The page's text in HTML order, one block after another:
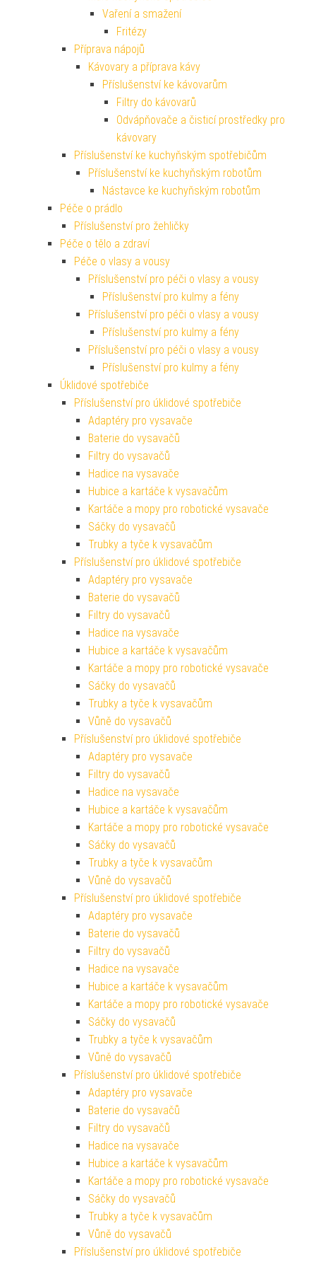
Vaření a smažení
Fritézy
Příprava nápojů
Kávovary a příprava kávy
Příslušenství ke kávovarům
Filtry do kávovarů
Odvápňovače a čisticí prostředky pro
kávovary
Příslušenství ke kuchyňským spotřebičům
Příslušenství ke kuchyňským robotům
Nástavce ke kuchyňským robotům
Péče o prádlo
Příslušenství pro žehličky
Péče o tělo a zdraví
Péče o vlasy a vousy
Příslušenství pro péči o vlasy a vousy
Příslušenství pro kulmy a fény
Příslušenství pro péči o vlasy a vousy
Příslušenství pro kulmy a fény
Příslušenství pro péči o vlasy a vousy
Příslušenství pro kulmy a fény
Úklidové spotřebiče
Příslušenství pro úklidové spotřebiče
Adaptéry pro vysavače
Baterie do vysavačů
Filtry do vysavačů
Hadice na vysavače
Hubice a kartáče k vysavačům
Kartáče a mopy pro robotické vysavače
Sáčky do vysavačů
Trubky a tyče k vysavačům
Příslušenství pro úklidové spotřebiče
Adaptéry pro vysavače
Baterie do vysavačů
Filtry do vysavačů
Hadice na vysavače
Hubice a kartáče k vysavačům
Kartáče a mopy pro robotické vysavače
Sáčky do vysavačů
Trubky a tyče k vysavačům
Vůně do vysavačů
Příslušenství pro úklidové spotřebiče
Adaptéry pro vysavače
Filtry do vysavačů
Hadice na vysavače
Hubice a kartáče k vysavačům
Kartáče a mopy pro robotické vysavače
Sáčky do vysavačů
Trubky a tyče k vysavačům
Vůně do vysavačů
Příslušenství pro úklidové spotřebiče
Adaptéry pro vysavače
Baterie do vysavačů
Filtry do vysavačů
Hadice na vysavače
Hubice a kartáče k vysavačům
Kartáče a mopy pro robotické vysavače
Sáčky do vysavačů
Trubky a tyče k vysavačům
Vůně do vysavačů
Příslušenství pro úklidové spotřebiče
Adaptéry pro vysavače
Baterie do vysavačů
Filtry do vysavačů
Hadice na vysavače
Hubice a kartáče k vysavačům
Kartáče a mopy pro robotické vysavače
Sáčky do vysavačů
Trubky a tyče k vysavačům
Vůně do vysavačů
Příslušenství pro úklidové spotřebiče